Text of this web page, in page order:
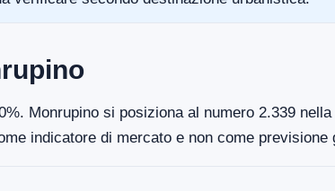
Monrupino si posiziona al numero 2.339
indicatore di mercato e non come previsione